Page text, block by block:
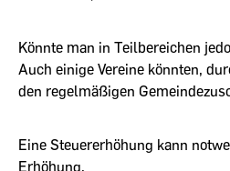
Könnte man in Teilbereichen
Auch einige Vereine könnten,
den regelmäßigen
Eine Steuererhöhung kann
Erhöhung.